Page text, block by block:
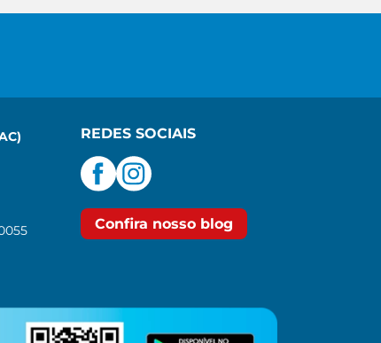
REDES SOCIAIS
Confira nosso blog